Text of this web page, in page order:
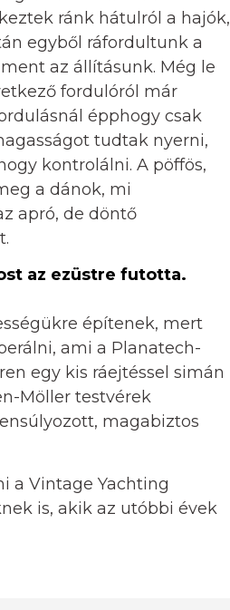
ránk hátulról a hajók,
egyből ráfordultunk a
az állításunk. Még le
fordulóról már
épphogy csak
tudtak nyerni,
kontrolálni. A pöffös,
a dánok, mi
apró, de döntő
az ezüstre futotta.
építenek, mert
ami a Planatech-
egy kis ráejtéssel simán
Möller testvérek
magabiztos
a Vintage Yachting
is, akik az utóbbi évek